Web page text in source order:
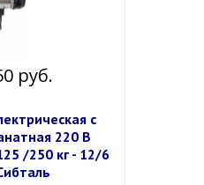
руб.
с
220 В
/250 кг - 12/6